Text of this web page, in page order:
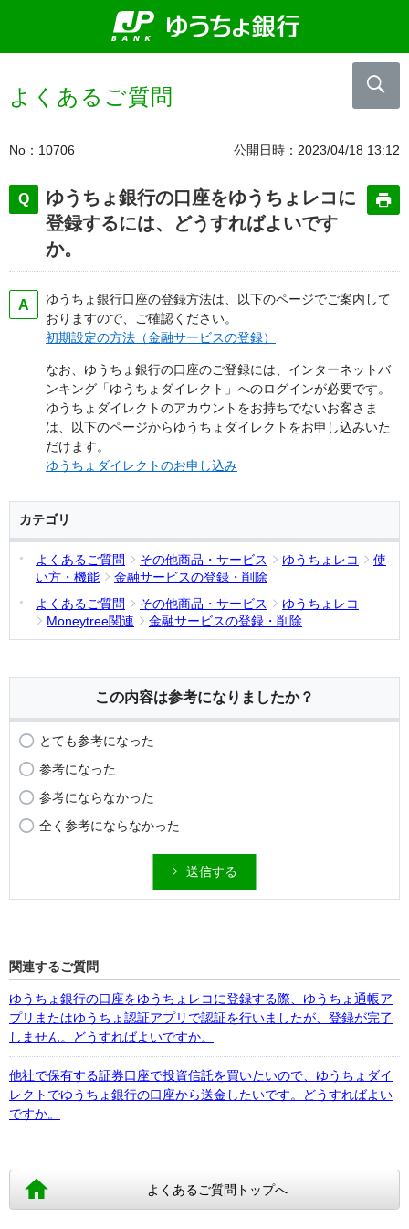
よくあるご質問
No 10706 公開日時 2023/04/18 13:12
ゆうちょ銀行の口座をゆうちょレコに
登録するには、どうすればよいです
か。
ゆうちょ銀行口座の登録方法は、以下のページでご案内して
おりますので、ご確認ください。
初期設定の方法（金融サービスの登録）
なお、ゆうちょ銀行の口座のご登録には、インターネットバ
ンキング「ゆうちょダイレクト」へのログインが必要です。
ゆうちょダイレクトのアカウントをお持ちでないお客さま
は、以下のページからゆうちょダイレクトをお申し込みいた
だけます。
ゆうちょダイレクトのお申し込み
カテゴリ
よくあるご質問 その他商品・サービス ゆうちょレコ
使
い方・機能
金融サービスの登録・削除
よくあるご質問
その他商品・サービス
ゆうちょレコ
Moneytree関連
金融サービスの登録・削除
この内容は参考になりましたか？
とても参考になった
参考になった
参考にならなかった
全く参考にならなかった
送信する
関連するご質問
ゆうちょ銀行の口座をゆうちょレコに登録する際、ゆうちょ通帳ア
プリまたはゆうちょ認証アプリで認証を行いましたが、登録が完了
しません。どうすればよいですか。
他社で保有する証券口座で投資信託を買いたいので、ゆうちょダイ
レクトでゆうちょ銀行の口座から送金したいです。どうすればよい
ですか。
よくあるご質問トップへ